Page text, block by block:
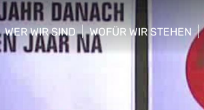
WER WIR SIND
show/hide sub menu
WOFÜR WIR STEHEN
show/hide sub menu